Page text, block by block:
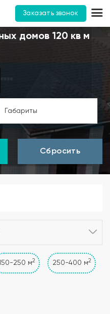
Заказать звонок
домов 120 кв м
Габариты
Сбросить
250 м2 250-400 м2